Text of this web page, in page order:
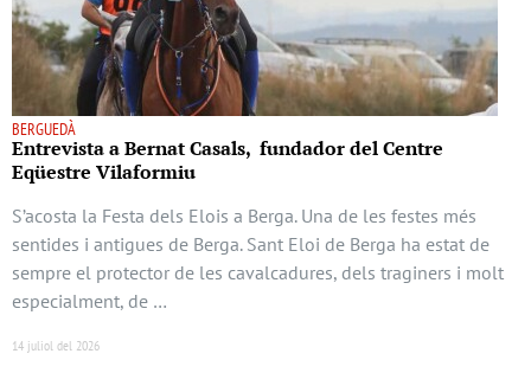
BERGUEDÀ
Entrevista a Bernat Casals, fundador del Centre
Eqüestre Vilaformiu
S’acosta la Festa dels Elois a Berga. Una de les festes més
sentides i antigues de Berga. Sant Eloi de Berga ha estat de
sempre el protector de les cavalcadures, dels traginers i molt
especialment, de …
14 juliol del 2026